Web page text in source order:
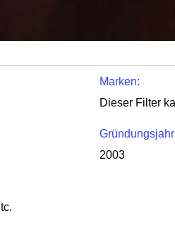
Marken:
Gründungsjahr
2003